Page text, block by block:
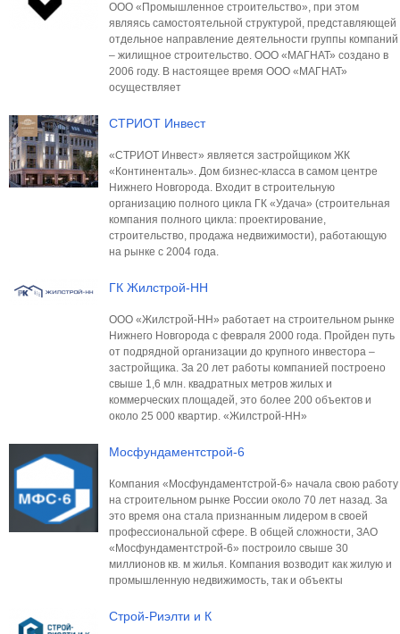
ООО «Промышленное строительство», при этом
являясь самостоятельной структурой, представляющей
отдельное направление деятельности группы компаний
– жилищное строительство. ООО «МАГНАТ» создано в
2006 году. В настоящее время ООО «МАГНАТ»
осуществляет
СТРИОТ Инвест
«СТРИОТ Инвест» является застройщиком ЖК
«Континенталь». Дом бизнес-класса в самом центре
Нижнего Новгорода. Входит в строительную
организацию полного цикла ГК «Удача» (строительная
компания полного цикла: проектирование,
строительство, продажа недвижимости), работающую
на рынке с 2004 года.
ГК Жилстрой-НН
ООО «Жилстрой-НН» работает на строительном рынке
Нижнего Новгорода с февраля 2000 года. Пройден путь
от подрядной организации до крупного инвестора –
застройщика. За 20 лет работы компанией построено
свыше 1,6 млн. квадратных метров жилых и
коммерческих площадей, это более 200 объектов и
около 25 000 квартир. «Жилстрой-НН»
Мосфундаментстрой-6
Компания «Мосфундаментстрой-6» начала свою работу
на строительном рынке России около 70 лет назад. За
это время она стала признанным лидером в своей
профессиональной сфере. В общей сложности, ЗАО
«Мосфундаментстрой-6» построило свыше 30
миллионов кв. м жилья. Компания возводит как жилую и
промышленную недвижимость, так и объекты
Строй-Риэлти и К